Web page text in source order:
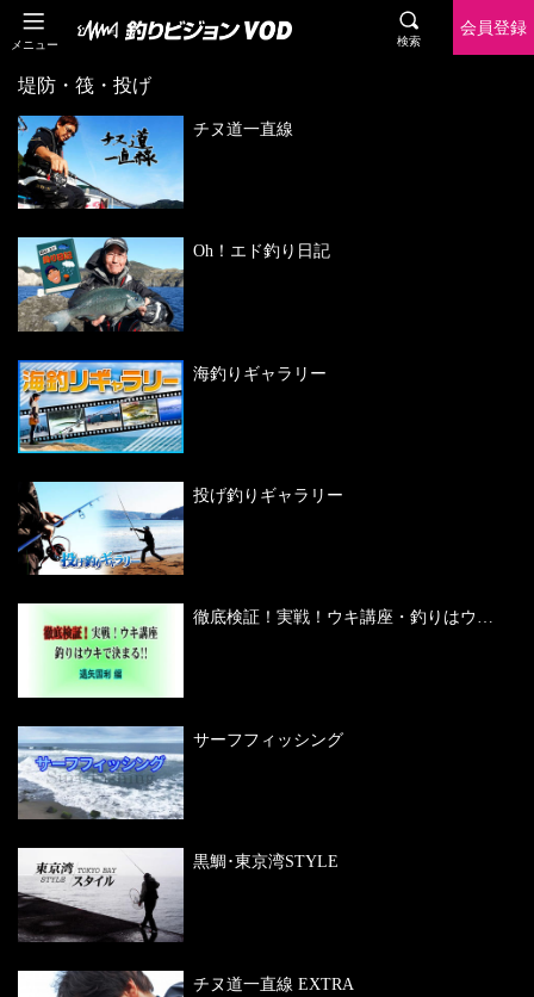
メニュー 検索
会員登録
堤防・筏・投げ
チヌ道一直線
Oh！エド釣り日記
海釣りギャラリー
投げ釣りギャラリー
徹底検証！実戦！ウキ講座・釣りはウキ
サーフフィッシング
黒鯛･東京湾STYLE
チヌ道一直線 EXTRA